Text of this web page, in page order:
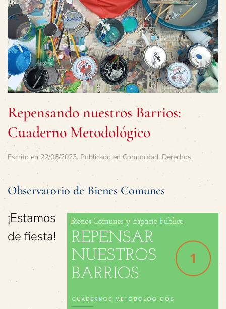
Repensando nuestros Barrios:
Cuaderno Metodológico
Escrito en 22/06/2023. Publicado en Comunidad, Derechos.
Observatorio de Bienes Comunes
¡Estamos
de fiesta!